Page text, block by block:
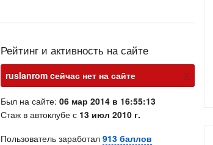
Рейтинг и активность на сайте
ruslanrom cейчас нет на сайте х
Был на сайте: 06 мар 2014 в 16:55:13
Стаж в автоклубе с 13 июл 2010 г.
Пользователь заработал 913 баллов